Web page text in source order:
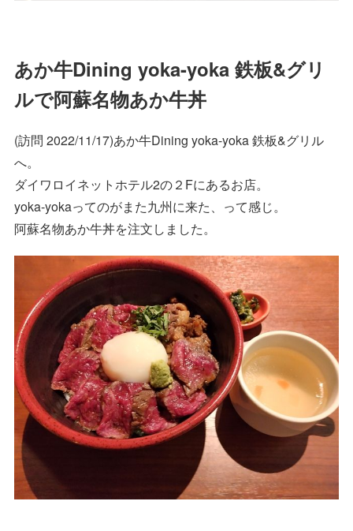
あか牛Dining yoka-yoka 鉄板&グリ
ルで阿蘇名物あか牛丼
(訪問 2022/11/17)あか牛Dining yoka-yoka 鉄板&グリル
へ。
ダイワロイネットホテル2の２Fにあるお店。
yoka-yokaってのがまた九州に来た、って感じ。
阿蘇名物あか牛丼を注文しました。